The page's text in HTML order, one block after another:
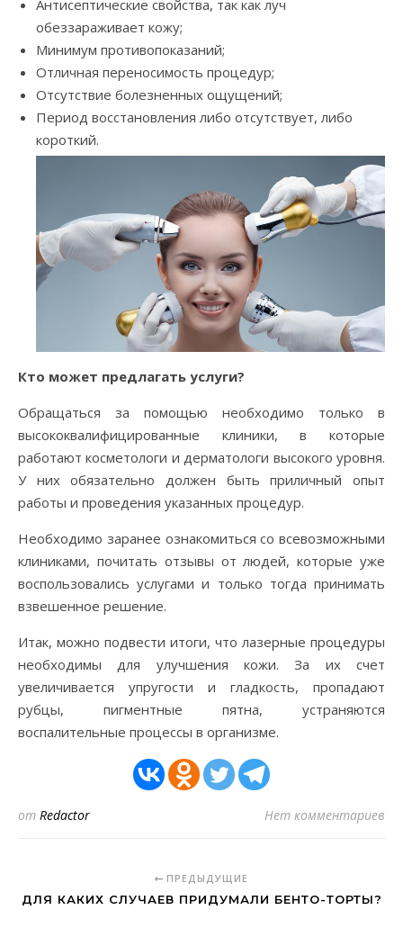
Антисептические свойства, так как луч
обеззараживает кожу;
Минимум противопоказаний;
Отличная переносимость процедур;
Отсутствие болезненных ощущений;
Период восстановления либо отсутствует, либо
короткий.
Кто может предлагать услуги?
Обращаться за помощью необходимо только в
высококвалифицированные клиники, в которые
работают косметологи и дерматологи высокого уровня.
У них обязательно должен быть приличный опыт
работы и проведения указанных процедур.
Необходимо заранее ознакомиться со всевозможными
клиниками, почитать отзывы от людей, которые уже
воспользовались услугами и только тогда принимать
взвешенное решение.
Итак, можно подвести итоги, что лазерные процедуры
необходимы для улучшения кожи. За их счет
увеличивается упругости и гладкость, пропадают
рубцы, пигментные пятна, устраняются
воспалительные процессы в организме.
от Redactor Нет комментариев
ПРЕДЫДУЩИЕ
ДЛЯ КАКИХ СЛУЧАЕВ ПРИДУМАЛИ БЕНТО-ТОРТЫ?